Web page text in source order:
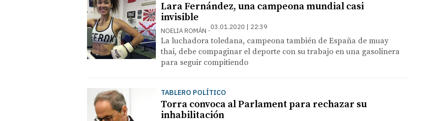
Lara Fernández, una campeona mundial casi
invisible
NOELIA ROMÁN 03.01.2020 | 22:39
La luchadora toledana, campeona también de España de muay
thai, debe compaginar el deporte con su trabajo en una gasolinera
para seguir compitiendo
TABLERO POLÍTICO
Torra convoca al Parlament para rechazar su
inhabilitación